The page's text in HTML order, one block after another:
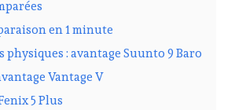
en 1 minute
physiques : avantage Suunto 9 Baro
Vantage V
5 Plus